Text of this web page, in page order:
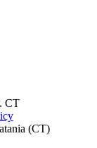
CT
(CT)